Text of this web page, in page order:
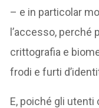
– e in particolar
l’accesso, perché
crittografia e
frodi e furti
E, poiché gli